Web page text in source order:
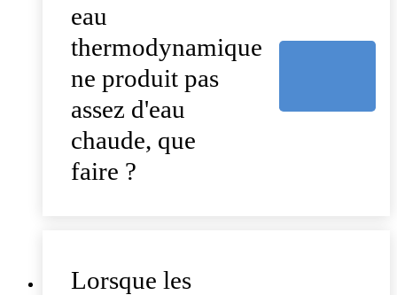
eau
thermodynamique
ne produit pas
assez d'eau
chaude, que
faire ?
Lorsque les